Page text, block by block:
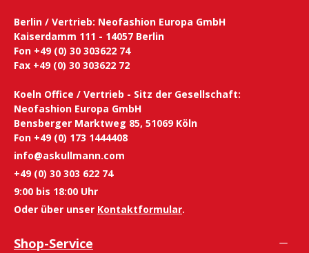
Berlin / Vertrieb: Neofashion Europa GmbH
Kaiserdamm 111 - 14057 Berlin
Fon +49 (0) 30 303622 74
Fax +49 (0) 30 303622 72
Koeln Office / Vertrieb - Sitz der Gesellschaft:
Neofashion Europa GmbH
Bensberger Marktweg 85, 51069 Köln
Fon +49 (0) 173 1444408
info@askullmann.com
+49 (0) 30 303 622 74
9:00 bis 18:00 Uhr
Oder über unser Kontaktformular.
Shop-Service